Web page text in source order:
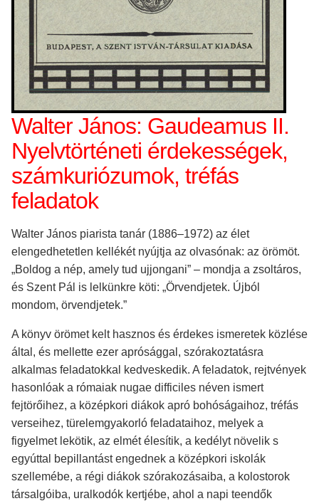
Walter János: Gaudeamus II.
Nyelvtörténeti érdekességek,
számkuriózumok, tréfás
feladatok
Walter János piarista tanár (1886–1972) az élet
elengedhetetlen kellékét nyújtja az olvasónak: az örömöt.
„Boldog a nép, amely tud ujjongani” – mondja a zsoltáros,
és Szent Pál is lelkünkre köti: „Örvendjetek. Újból
mondom, örvendjetek.”
A könyv örömet kelt hasznos és érdekes ismeretek közlése
által, és mellette ezer aprósággal, szórakoztatásra
alkalmas feladatokkal kedveskedik. A feladatok, rejtvények
hasonlóak a rómaiak nugae difficiles néven ismert
fejtörőihez, a középkori diákok apró bohóságaihoz, tréfás
verseihez, türelemgyakorló feladataihoz, melyek a
figyelmet lekötik, az elmét élesítik, a kedélyt növelik s
egyúttal bepillantást engednek a középkori iskolák
szellemébe, a régi diákok szórakozásaiba, a kolostorok
társalgóiba, uralkodók kertjébe, ahol a napi teendők